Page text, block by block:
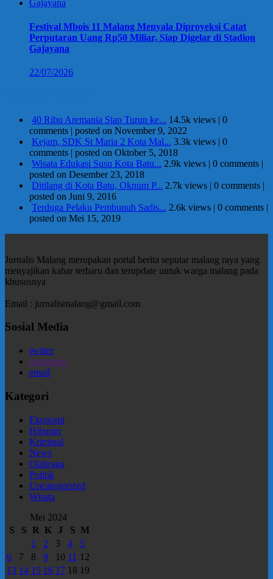
Festival Mbois 11 Malang Menyala Diproyeksi Catat
Perputaran Uang Rp50 Miliar, Siap Digelar di Stadion
Gajayana
22/07/2026
40 Ribu Aremania Siap Turun ke... 14.5k views | 0
comments | posted on November 9, 2022
Kejam, SDK St Maria 2 Kota Mal... 3.3k views | 0
comments | posted on Oktober 5, 2018
Wisata Edukasi Susu Kota Batu... 2.9k views | 0 comments |
posted on Desember 23, 2018
Ditilang di Kota Batu, Oknum P... 2.7k views | 0 comments |
posted on Juni 9, 2016
Terduga Pelaku Pembunuh Sadis... 2.6k views | 0 comments |
posted on Mei 15, 2019
Jurnalis Malang merupakan portal berita seputar malang raya yang
menyajikan kabar terbaru dan terupdate untuk warga malang pada
khususnya
Email : jurnalismalang@gmail.com
Sosial Media
twitter
instagram
email
Kategori
Ekonomi
Hiburan
Kriminal
News
Olahraga
Politik
Uncategorized
Wisata
Mei 2024
S
S R K J S M
1
2 3 4
5
6
7 8 9 10 11 12
13 14 15 16 17 18 19